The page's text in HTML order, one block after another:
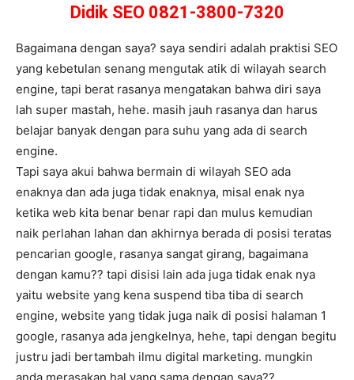
Didik SEO 0821-3800-7320
Bagaimana dengan saya? saya sendiri adalah praktisi SEO
yang kebetulan senang mengutak atik di wilayah search
engine, tapi berat rasanya mengatakan bahwa diri saya
lah super mastah, hehe. masih jauh rasanya dan harus
belajar banyak dengan para suhu yang ada di search
engine.
Tapi saya akui bahwa bermain di wilayah SEO ada
enaknya dan ada juga tidak enaknya, misal enak nya
ketika web kita benar benar rapi dan mulus kemudian
naik perlahan lahan dan akhirnya berada di posisi teratas
pencarian google, rasanya sangat girang, bagaimana
dengan kamu?? tapi disisi lain ada juga tidak enak nya
yaitu website yang kena suspend tiba tiba di search
engine, website yang tidak juga naik di posisi halaman 1
google, rasanya ada jengkelnya, hehe, tapi dengan begitu
justru jadi bertambah ilmu digital marketing. mungkin